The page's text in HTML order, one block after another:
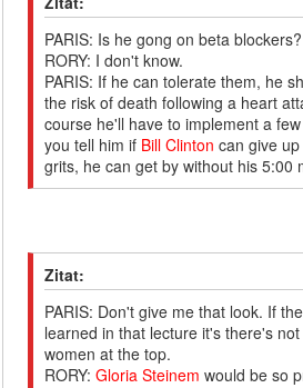
PARIS: Is he gong on beta blockers?
RORY: I don't know.
PARIS: If he can tolerate them, he
the risk of death following a heart
course he'll have to implement a
you tell him if Bill Clinton can give
grits, he can get by without his 5:00
Zitat:
PARIS: Don't give me that look. If
learned in that lecture it's there's
women at the top.
RORY:Gloria Steinem would be so